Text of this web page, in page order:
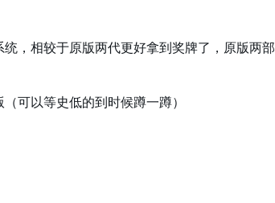
，相较于原版两代更好拿到奖牌了，原版两部
可以等史低的到时候蹲一蹲）